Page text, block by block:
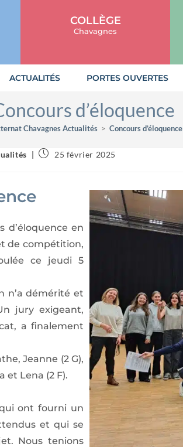
COLLÈGE
Chavagnes
ACTUALITÉS PORTES OUVERTES
d’éloquence
Chavagnes Actualités > Concours d’éloquence
25 février 2025
d’éloquence en
de compétition,
ce jeudi 5
n’a démérité et
jury exigeant,
a finalement
Jeanne (2 G),
et Lena (2 F).
ont fourni un
et qui se
Nous tenions